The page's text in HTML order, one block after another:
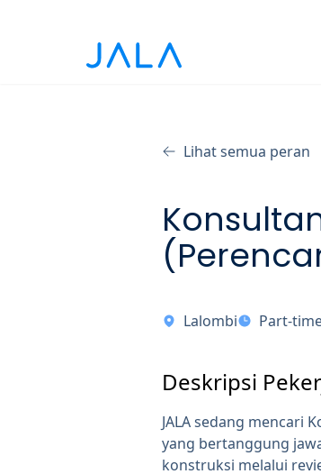
Lihat semua peran
Lalombi Part-
Deskripsi
JALA sedang mencari
yang bertanggung
konstruksi melalui